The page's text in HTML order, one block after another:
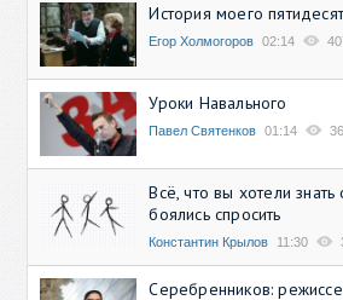
История моего
Егор Холмогоров 02:14
Уроки Навального
Павел Святенков 01:14
Всё, что вы хотели
боялись спросить
Константин Крылов 11:30
Серебренников: